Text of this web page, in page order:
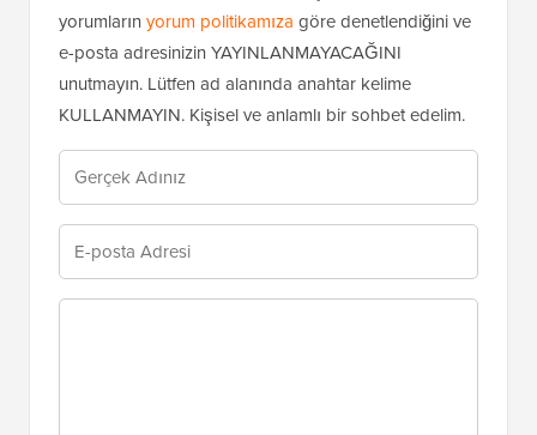
yorumların yorum politikamıza göre denetlendiğini ve
e-posta adresinizin YAYINLANMAYACAĞINI
unutmayın. Lütfen ad alanında anahtar kelime
KULLANMAYIN. Kişisel ve anlamlı bir sohbet edelim.